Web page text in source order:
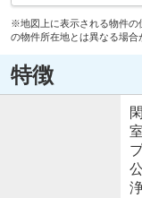
※地図上に表示される物件の
の物件所在地とは異なる場合
特徴